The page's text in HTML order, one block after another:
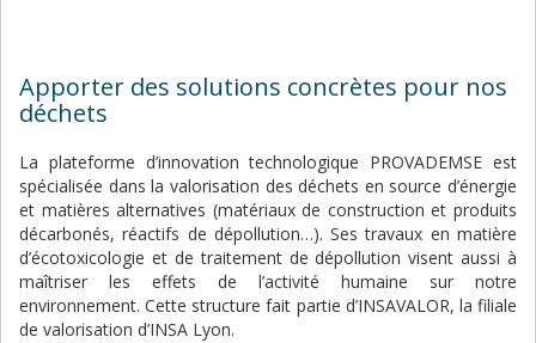
Apporter des solutions concrètes pour nos
déchets
La plateforme d’innovation technologique PROVADEMSE est
spécialisée dans la valorisation des déchets en source d’énergie
et matières alternatives (matériaux de construction et produits
décarbonés, réactifs de dépollution…). Ses travaux en matière
d’écotoxicologie et de traitement de dépollution visent aussi à
maîtriser les effets de l’activité humaine sur notre
environnement. Cette structure fait partie d’INSAVALOR, la filiale
de valorisation d’INSA Lyon.